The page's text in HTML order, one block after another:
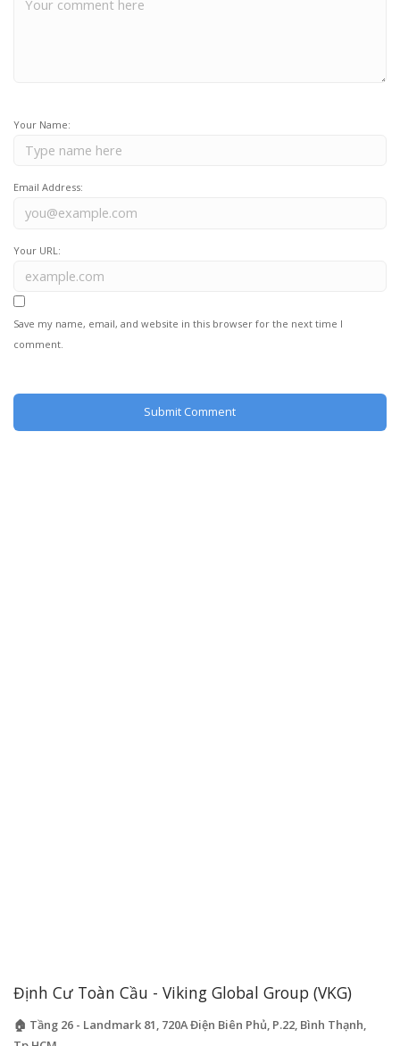
Your Name:
Email Address:
Your URL:
Save my name, email, and website in this browser for the next time I
comment.
Định Cư Toàn Cầu - Viking Global Group (VKG)
🏠 Tầng 26 - Landmark 81, 720A Điện Biên Phủ, P.22, Bình Thạnh,